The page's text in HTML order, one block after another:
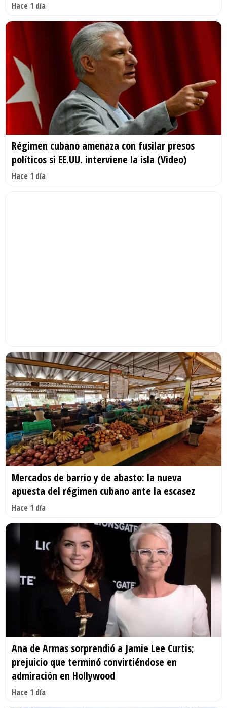
Hace 1 día
Régimen cubano amenaza con fusilar presos
políticos si EE.UU. interviene la isla (Video)
Hace 1 día
Mercados de barrio y de abasto: la nueva
apuesta del régimen cubano ante la escasez
Hace 1 día
Ana de Armas sorprendió a Jamie Lee Curtis;
prejuicio que terminó convirtiéndose en
admiración en Hollywood
Hace 1 día